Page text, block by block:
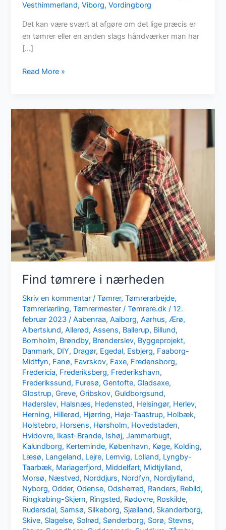
Vesthimmerland,Viborg,Vordingborg
Det kan være svært at afgøre om det lige præcis er
en tømrer eller en anden slags håndværker man har
[…]
Mangler
tømrer?
Read More »
Find tømrere i nærheden
Skriv en kommentar /Tømrer,Tømrerarbejde,
Tømrerlærling,Tømrermester /Tømrere.dk/12.
februar 2023/Aabenraa,Aalborg,Aarhus,Ærø,
Albertslund,Allerød,Assens, Ballerup, Billund,
Bornholm, Brøndby, Brønderslev, Byggeprojekt,
Danmark, DIY, Dragør, Egedal, Esbjerg, Faaborg-
Midtfyn, Fanø, Favrskov, Faxe, Fredensborg,
Fredericia, Frederiksberg, Frederikshavn,
Frederikssund, Furesø,Gentofte,Gladsaxe,
Glostrup,Greve,Gribskov,Guldborgsund,
Haderslev, Halsnæs, Hedensted, Helsingør, Herlev,
Herning, Hillerød, Hjørring, Høje-Taastrup, Holbæk,
Holstebro, Horsens, Hørsholm, Hovedstaden,
Hvidovre, Ikast-Brande, Ishøj,Jammerbugt,
Kalundborg, Kerteminde, København, Køge, Kolding,
Læsø, Langeland, Lejre, Lemvig, Lolland, Lyngby-
Taarbæk, Mariagerfjord, Middelfart, Midtjylland,
Morsø, Næstved, Norddjurs, Nordfyn, Nordjylland,
Nyborg,Odder,Odense,Odsherred, Randers, Rebild,
Ringkøbing-Skjern, Ringsted, Rødovre, Roskilde,
Rudersdal, Samsø, Silkeborg, Sjælland, Skanderborg,
Skive, Slagelse, Solrød, Sønderborg, Sorø, Stevns,